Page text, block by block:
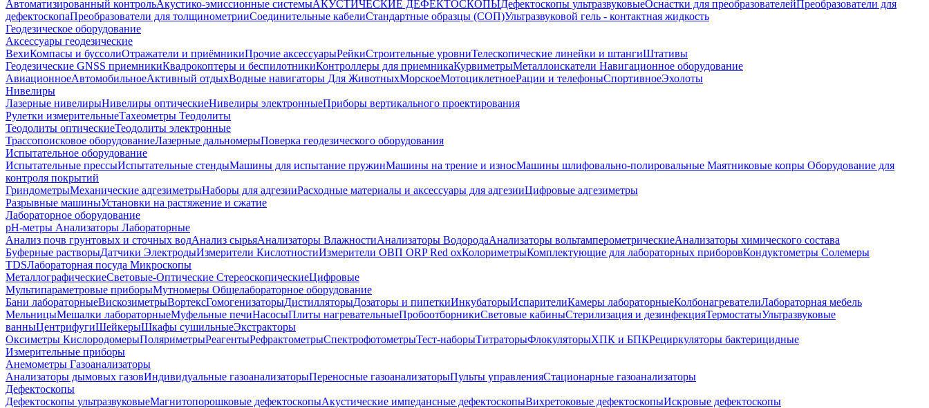
Автоматизированный контрольАкустико-эмиссионные системыАКУСТИЧЕСКИЕ ДЕФЕКТОСКОПЫДефектоскопы ультразвуковыеОснастки для преобразователейПреобразователи для
дефектоскопаПреобразователи для толщинометрииСоединительные кабелиСтандартные образцы (СОП)Ультразвуковой гель - контактная жидкость
Геодезическое оборудование
Аксессуары геодезические
ВехиКомпасы и буссолиОтражатели и приёмникиПрочие аксессуарыРейкиСтроительные уровниТелескопические линейки и штангиШтативы
Геодезические GNSS приемникиКвадрокоптеры и беспилотникиКонтроллеры для приемникаКурвиметрыМеталлоискатели Навигационное оборудование
АвиационноеАвтомобильноеАктивный отдыхВодные навигаторы Для ЖивотныхМорскоеМотоциклетноеРации и телефоныСпортивноеЭхолоты
Нивелиры
Лазерные нивелирыНивелиры оптическиеНивелиры электронныеПриборы вертикального проектирования
Рулетки измерительныеТахеометры Теодолиты
Теодолиты оптическиеТеодолиты электронные
Трассопоисковое оборудованиеЛазерные дальномерыПоверка геодезического оборудования
Испытательное оборудование
Испытательные прессыИспытательные стендыМашины для испытание пружинМашины на трение и износМашины шлифовально-полировальные Маятниковые копры Оборудование для
контроля покрытий
ГриндометрыМеханические адгезиметрыНаборы для адгезииРасходные материалы и аксессуары для адгезииЦифровые адгезиметры
Разрывные машиныУстановки на растяжение и сжатие
Лабораторное оборудование
pH-метры Анализаторы Лабораторные
Анализ почв грунтовых и сточных водАнализ сырьяАнализаторы ВлажностиАнализаторы ВодородаАнализаторы вольтамперометрическиеАнализаторы химического состава
Буферные растворыДатчики ЭлектродыИзмерители КислотностиИзмерители ОВП ORP Red oxКолориметрыКомплектующие для лабораторных приборовКондуктометры Солемеры
TDSЛабораторная посуда Микроскопы
МеталлографическиеСветовые-Оптические СтереоскопическиеЦифровые
Мультипараметровые приборыМутномеры Общелабораторное оборудование
Бани лабораторныеВискозиметрыВортексГомогенизаторыДистилляторыДозаторы и пипеткиИнкубаторыИспарителиКамеры лабораторныеКолбонагревателиЛабораторная мебель
МельницыМешалки лабораторныеМуфельные печиНасосыПлиты нагревательныеПробоотборникиСветовые кабиныСтерилизация и дезинфекцияТермостатыУльтразвуковые
ванныЦентрифугиШейкерыШкафы сушильныеЭкстракторы
Оксиметры КислородомерыПоляриметрыРеагентыРефрактометрыСпектрофотометрыТест-наборыТитраторыФлокуляторыХПК и БПКРециркуляторы бактерицидные
Измерительные приборы
Анемометры Газоанализаторы
Анализаторы дымовых газовИндивидуальные газоанализаторыПереносные газоанализаторыПульты управленияСтационарные газоанализаторы
Дефектоскопы
Дефектоскопы ультразвуковыеМагнитопорошковые дефектоскопыАкустические импедансные дефектоскопыВихретоковые дефектоскопыИскровые дефектоскопы